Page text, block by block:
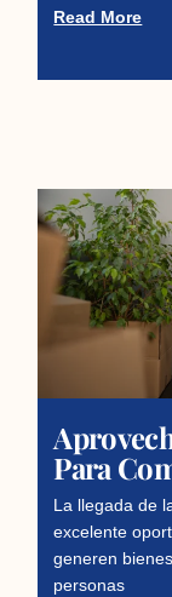
Read More
Para
La llegada de
excelente
generen
personas